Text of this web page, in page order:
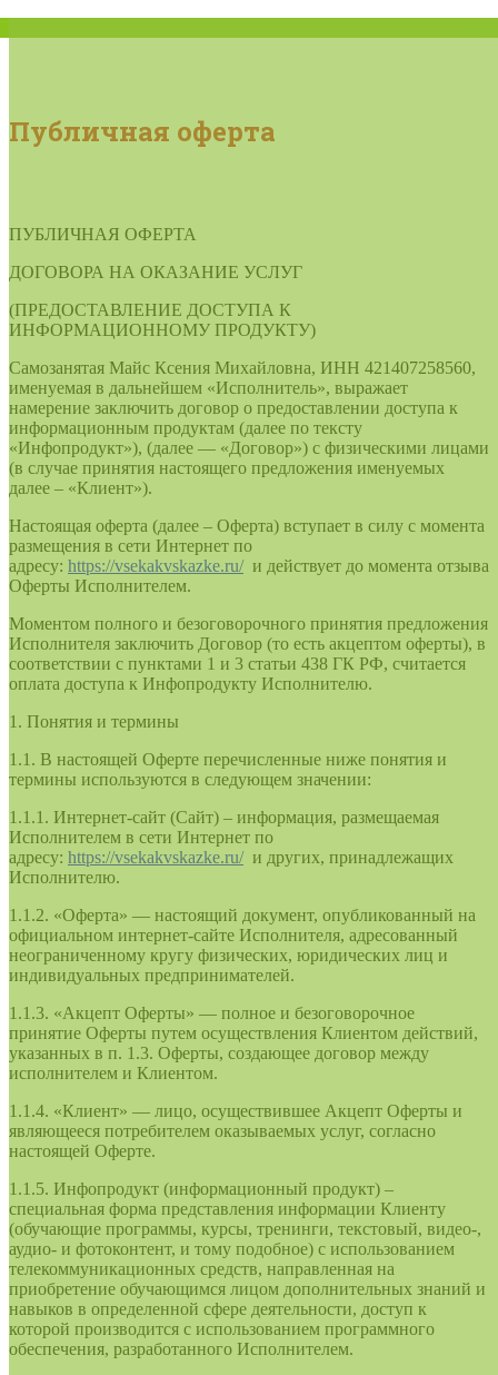
Публичная оферта
ПУБЛИЧНАЯ ОФЕРТА
ДОГОВОРА НА ОКАЗАНИЕ УСЛУГ
(ПРЕДОСТАВЛЕНИЕ ДОСТУПА К
ИНФОРМАЦИОННОМУ ПРОДУКТУ)
Самозанятая Майс Ксения Михайловна, ИНН 421407258560,
именуемая в дальнейшем «Исполнитель», выражает
намерение заключить договор о предоставлении доступа к
информационным продуктам (далее по тексту
«Инфопродукт»), (далее — «Договор») с физическими лицами
(в случае принятия настоящего предложения именуемых
далее – «Клиент»).
Настоящая оферта (далее – Оферта) вступает в силу с момента
размещения в сети Интернет по
адресу: https://vsekakvskazke.ru/и действует до момента отзыва
Оферты Исполнителем.
Моментом полного и безоговорочного принятия предложения
Исполнителя заключить Договор (то есть акцептом оферты), в
соответствии с пунктами 1 и 3 статьи 438 ГК РФ, считается
оплата доступа к Инфопродукту Исполнителю.
1. Понятия и термины
1.1. В настоящей Оферте перечисленные ниже понятия и
термины используются в следующем значении:
1.1.1. Интернет-сайт (Сайт) – информация, размещаемая
Исполнителем в сети Интернет по
адресу: https://vsekakvskazke.ru/и других, принадлежащих
Исполнителю.
1.1.2. «Оферта» — настоящий документ, опубликованный на
официальном интернет-сайте Исполнителя, адресованный
неограниченному кругу физических, юридических лиц и
индивидуальных предпринимателей.
1.1.3. «Акцепт Оферты» — полное и безоговорочное
принятие Оферты путем осуществления Клиентом действий,
указанных в п. 1.3. Оферты, создающее договор между
исполнителем и Клиентом.
1.1.4. «Клиент» — лицо, осуществившее Акцепт Оферты и
являющееся потребителем оказываемых услуг, согласно
настоящей Оферте.
1.1.5. Инфопродукт (информационный продукт) –
специальная форма представления информации Клиенту
(обучающие программы, курсы, тренинги, текстовый, видео-,
аудио- и фотоконтент, и тому подобное) с использованием
телекоммуникационных средств, направленная на
приобретение обучающимся лицом дополнительных знаний и
навыков в определенной сфере деятельности, доступ к
которой производится с использованием программного
обеспечения, разработанного Исполнителем.